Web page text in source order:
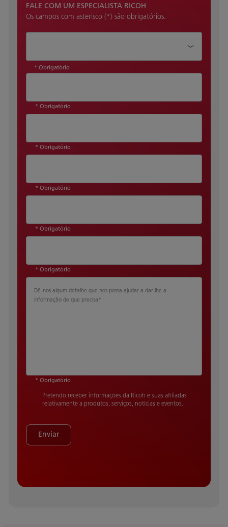
FALE COM UM ESPECIALISTA RICOH
Os campos com asterisco (*) são obrigatórios.
* Obrigatório
* Obrigatório
* Obrigatório
* Obrigatório
* Obrigatório
* Obrigatório
Dê-nos algum detalhe que nos possa ajudar a dar-lhe a
informação de que precisa*
* Obrigatório
Pretendo receber informações da Ricoh e suas afiliadas
relativamente a produtos, serviços, notícias e eventos.
Enviar